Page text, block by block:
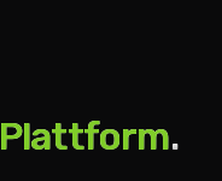
Plattform.